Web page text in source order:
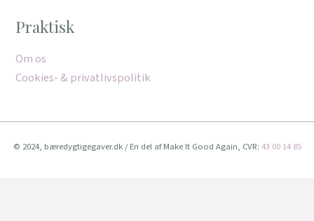
Praktisk
Om os
Cookies- & privatlivspolitik
© 2024, bæredygtigegaver.dk / En del af Make It Good Again, CVR: 43 00 14 85